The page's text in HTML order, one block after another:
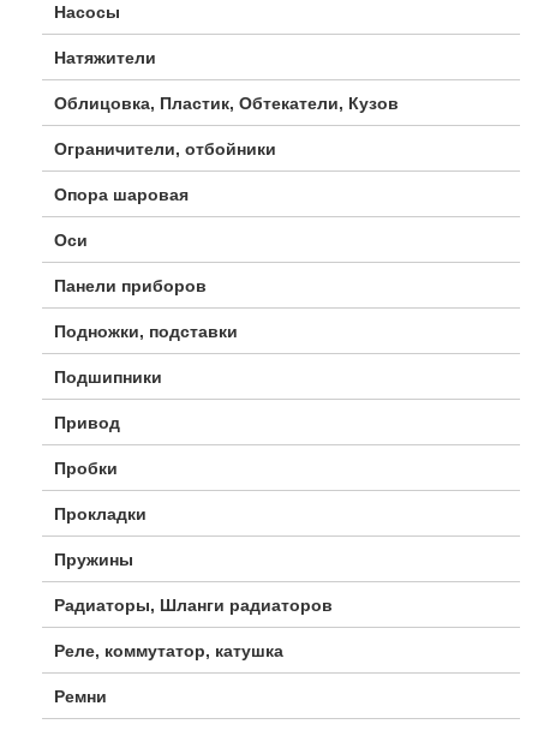
Насосы
Натяжители
Облицовка, Пластик, Обтекатели, Кузов
Ограничители, отбойники
Опора шаровая
Оси
Панели приборов
Подножки, подставки
Подшипники
Привод
Пробки
Прокладки
Пружины
Радиаторы, Шланги радиаторов
Реле, коммутатор, катушка
Ремни